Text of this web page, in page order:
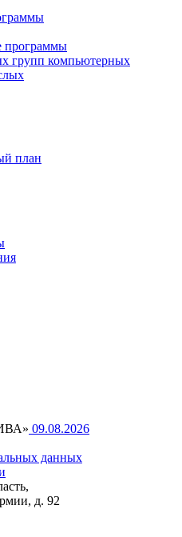
программы
групп компьютерных
план
09.08.2026
данных
д. 92